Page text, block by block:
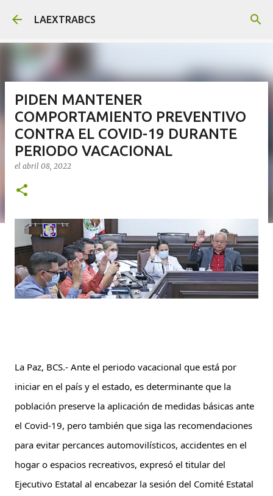
Ir al contenido principal
LAEXTRABCS
PIDEN MANTENER
COMPORTAMIENTO PREVENTIVO
CONTRA EL COVID-19 DURANTE
PERIODO VACACIONAL
el abril 08, 2022
La Paz, BCS.- Ante el periodo vacacional que está por
iniciar en el país y el estado, es determinante que la
población preserve la aplicación de medidas básicas ante
el Covid-19, pero también que siga las recomendaciones
para evitar percances automovilísticos, accidentes en el
hogar o espacios recreativos, expresó el titular del
Ejecutivo Estatal al encabezar la sesión del Comité Estatal